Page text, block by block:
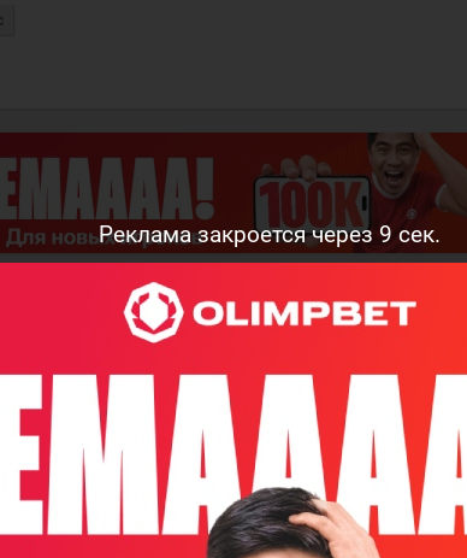
Реклама закроется через 8 сек.
кто оставит комментарий!